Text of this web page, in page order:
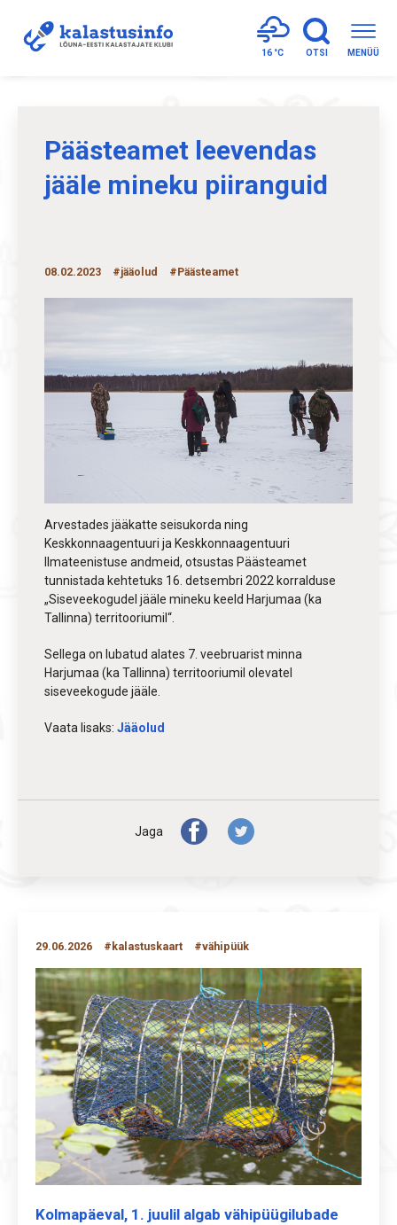
16 °C OTSI MENÜÜ
Päästeamet leevendas
jääle mineku piiranguid
08.02.2023 #jääolud #Päästeamet
Arvestades jääkatte seisukorda ning
Keskkonnaagentuuri ja Keskkonnaagentuuri
Ilmateenistuse andmeid, otsustas Päästeamet
tunnistada kehtetuks 16. detsembri 2022 korralduse
„Siseveekogudel jääle mineku keeld Harjumaa (ka
Tallinna) territooriumil“.
Sellega on lubatud alates 7. veebruarist minna
Harjumaa (ka Tallinna) territooriumil olevatel
siseveekogude jääle.
Vaata lisaks: Jääolud
Jaga
29.06.2026 #kalastuskaart #vähipüük
Kolmapäeval, 1. juulil algab vähipüügilubade